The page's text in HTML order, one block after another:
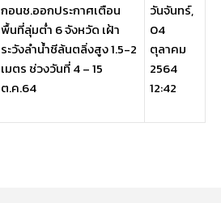
กอนช.ออกประกาศเตือน
พื้นที่ลุ่มต่ำ 6 จังหวัด เฝ้า
ระวังลำน้ำชีล้นตลิ่งสูง 1.5-2
เมตร ช่วงวันที่ 4 – 15
ต.ค.64
วันจันทร์,
04
ตุลาคม
2564
12:42